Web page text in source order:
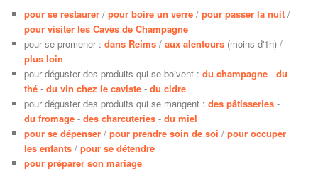
pour se restaurer /pour boire un verre /pour passer la nuit /
pour visiter les Caves de Champagne
pour se promener :dans Reims /aux alentours (moins d'1h) /
plus loin
pour déguster des produits qui se boivent :du champagne -du
thé -du vin chez le caviste -du cidre
pour déguster des produits qui se mangent :des pâtisseries -
du fromage -des charcuteries -du miel
pour se dépenser /pour prendre soin de soi /pour occuper
les enfants /pour se détendre
pour préparer son mariage